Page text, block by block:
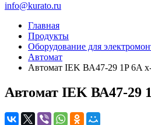
info@kurato.ru
Главная
Продукты
Оборудование для
Автомат
Автомат IEK ВА47-29 1P 6A
Автомат IEK ВА47-29